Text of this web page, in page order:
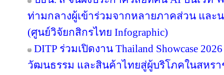
ท่ามกลางผู้เข้าร่วมจากหลายภาคส่วน และ
(ศูนย์วิจัยกสิกรไทย Infographic)
DITP ร่วมเปิดงาน Thailand Showcase
วัฒนธรรม และสินค้าไทยสู่ผู้บริโภคในสหร